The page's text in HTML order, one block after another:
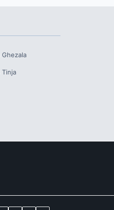
Ghezala
Tinja